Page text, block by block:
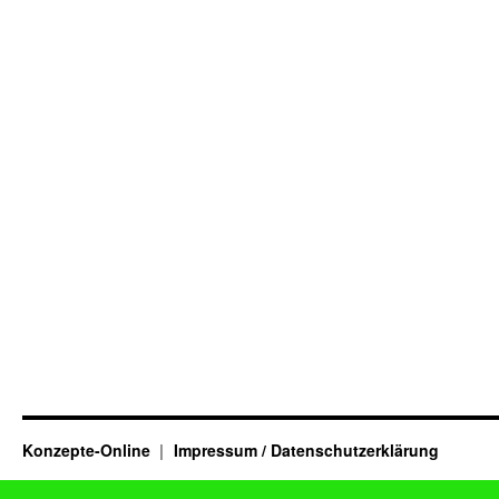
Konzepte-Online Impressum / Datenschutzerklärung